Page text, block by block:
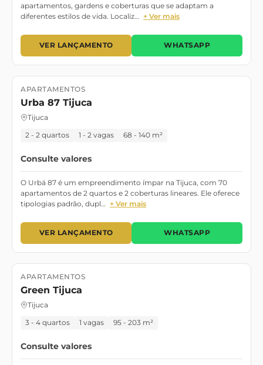
apartamentos, gardens e coberturas que se adaptam a
diferentes estilos de vida. Localiz… + Ver mais
VER LANÇAMENTO WHATSAPP
Lançamento
APARTAMENTOS
Urba 87 Tijuca
Tijuca
2 - 2 quartos 1 - 2 vagas 68 - 140 m²
Consulte valores
O Urbá 87 é um empreendimento ímpar na Tijuca, com 70
apartamentos de 2 quartos e 2 coberturas lineares. Ele oferece
tipologias padrão, dupl… + Ver mais
VER LANÇAMENTO WHATSAPP
Lançamento
APARTAMENTOS
Green Tijuca
Tijuca
3 - 4 quartos 1 vagas 95 - 203 m²
Consulte valores